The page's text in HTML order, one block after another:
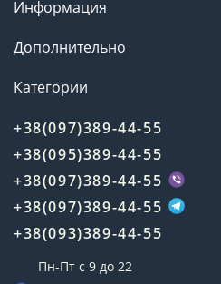
Информация
Дополнительно
Категории
+38(097)389-44-55
+38(095)389-44-55
+38(097)389-44-55
+38(097)389-44-55
+38(093)389-44-55
Пн-Пт с 9 до 22